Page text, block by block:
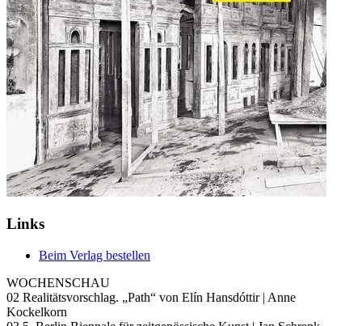
Links
Beim Verlag bestellen
WOCHENSCHAU
02 Realitätsvorschlag. „Path“ von Elín Hansdóttir | Anne
Kockelkorn